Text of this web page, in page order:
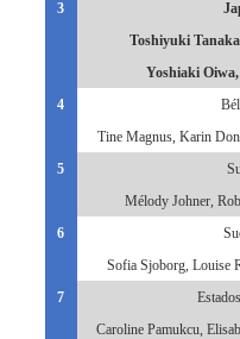
3
Toshiyuki
Yoshiaki
4
Tine Magnus, Karin
5
Mélody Johner,
6
Sofia Sjoborg, Louise
7
Caroline Pamukcu,